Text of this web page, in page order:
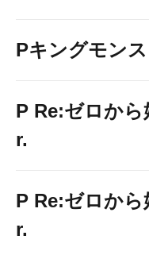
Pキングモン
P Re:ゼロか
r.
P Re:ゼロか
r.